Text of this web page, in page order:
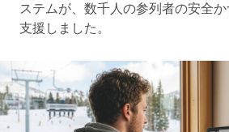
ステムが、数千人の参列者の安全
支援しました。